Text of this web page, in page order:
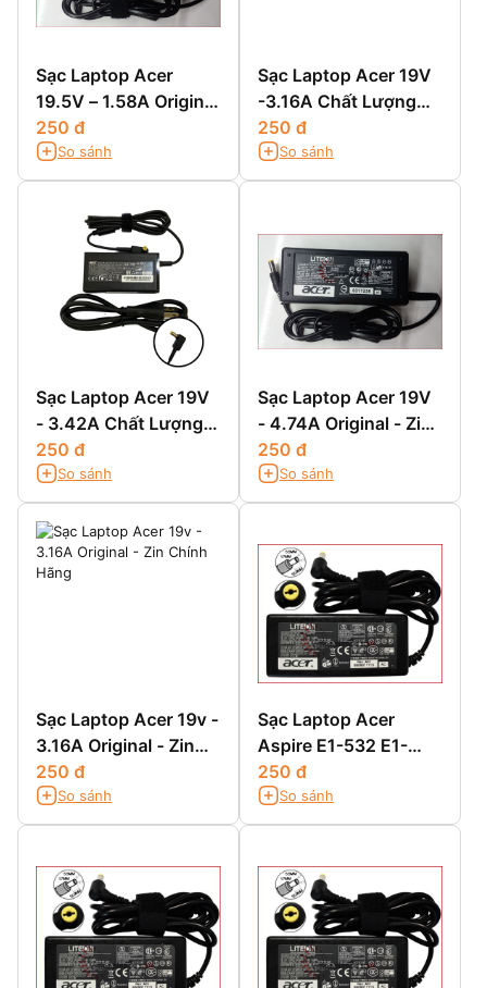
Sạc Laptop Acer
19.5V – 1.58A Original
- Zin Chính Hãng
250 đ
So sánh
Sạc Laptop Acer 19V
-3.16A Chất Lượng
Cao
250 đ
So sánh
Sạc Laptop Acer 19V
- 3.42A Chất Lượng
Cao
250 đ
So sánh
Sạc Laptop Acer 19V
- 4.74A Original - Zin
Chính Hãng
250 đ
So sánh
Sạc Laptop Acer 19v -
3.16A Original - Zin
Chính Hãng
250 đ
So sánh
Sạc Laptop Acer
Aspire E1-532 E1-
532G E1-532P E1-
532PG
250 đ
So sánh